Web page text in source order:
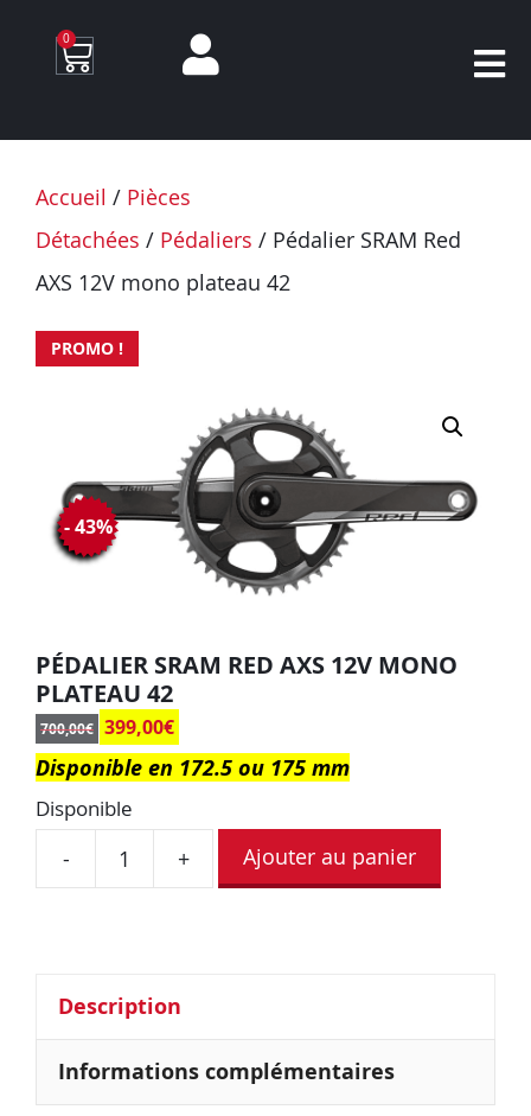
0
Accueil / Pièces
Détachées / Pédaliers / Pédalier SRAM Red
AXS 12V mono plateau 42
PROMO !
PÉDALIER SRAM RED AXS 12V MONO
PLATEAU 42
700,00€ 399,00€
- 43%
Disponible en 172.5 ou 175 mm
Disponible
- + Ajouter au panier
Description
Informations complémentaires